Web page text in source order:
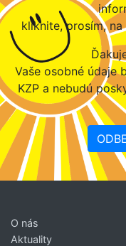
kliknite, prosím, na
Vaše osobné údaje
KZP a nebudú
O nás
Aktuality